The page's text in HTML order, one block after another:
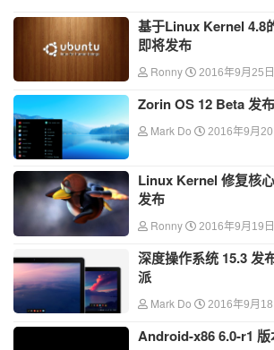
基于Linux Kernel 4.8
即将发布
Ronny 2016年9月25日
Zorin OS 12 Beta 发布
Mark Do 2016年9月20
Linux Kernel 修复核
发布
Ronny 2016年9月19日
深度操作系统 15.3 发
派
Mark Do 2016年9月18
Android-x86 6.0-r1 版